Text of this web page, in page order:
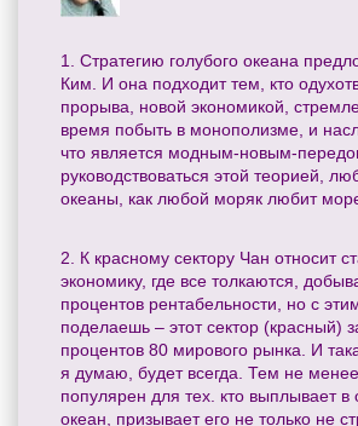
1. Стратегию голубого океана
Ким. И она подходит тем, кто
прорыва, новой экономикой,
время побыть в монополизме, и
что является модным-новым-
руководствоваться этой теорией,
океаны, как любой моряк любит
2. К красному сектору Чан относит
экономику, где все толкаются,
процентов рентабельности, но с
поделаешь – этот сектор (красный)
процентов 80 мирового рынка. И
я думаю, будет всегда. Тем не
популярен для тех. кто выплывает в
океан, призывает его не только не